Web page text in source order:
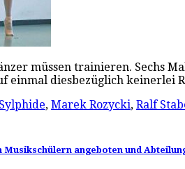
müssen trainieren. Sechs
einmal diesbezüglich keinerlei
, Marek Rozycki, Ralf
angeboten und